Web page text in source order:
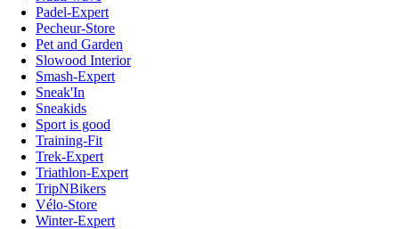
Padel-Expert
Pecheur-Store
Pet and Garden
Slowood Interior
Smash-Expert
Sneak'In
Sneakids
Sport is good
Training-Fit
Trek-Expert
Triathlon-Expert
TripNBikers
Vélo-Store
Winter-Expert